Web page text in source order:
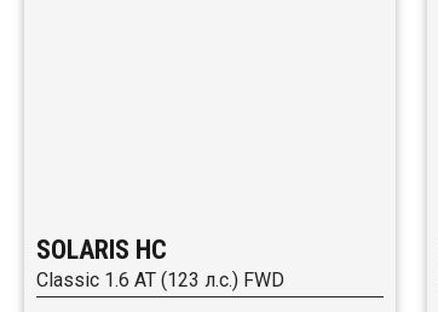
SOLARIS HC
Classic 1.6 AT (123 л.с.) FWD